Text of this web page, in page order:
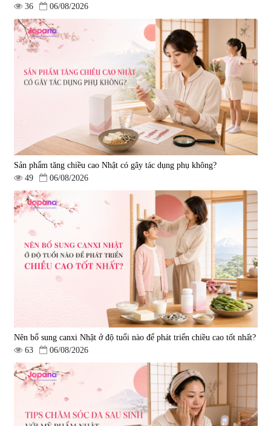
36
06/08/2026
Sản phẩm tăng chiều cao Nhật có gây tác dụng phụ không?
49
06/08/2026
Nên bổ sung canxi Nhật ở độ tuổi nào để phát triển chiều cao tốt nhất?
63
06/08/2026